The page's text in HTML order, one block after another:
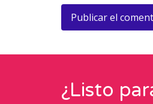
¿Listo